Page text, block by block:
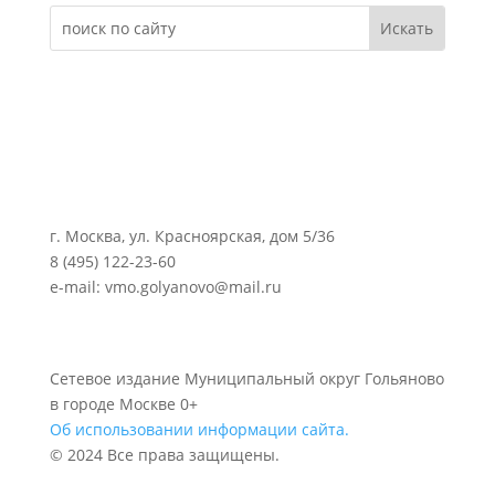
г. Москва, ул. Красноярская, дом 5/36
8 (495) 122-23-60
e-mail: vmo.golyanovo@mail.ru
Сетевое издание Муниципальный округ Гольяново
в городе Москве 0+
Об использовании информации сайта.
© 2024 Все права защищены.